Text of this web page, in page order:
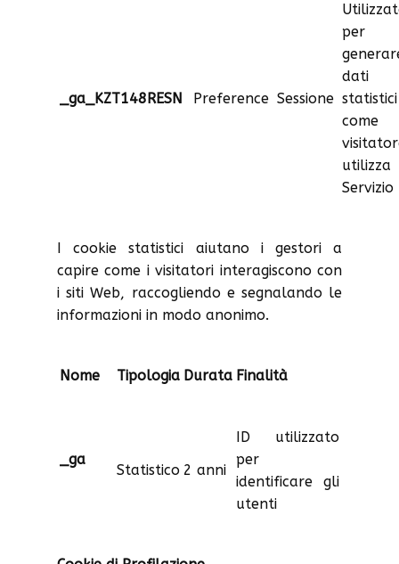
_ga_KZT148RESN Preference Sessione
per
dati
Servizio
I cookie statistici aiutano i gestori a
capire come i visitatori interagiscono con
i siti Web, raccogliendo e segnalando le
informazioni in modo anonimo.
Nome Tipologia Durata Finalità
_ga
Statistico 2 anni
ID utilizzato
per
identificare gli
utenti